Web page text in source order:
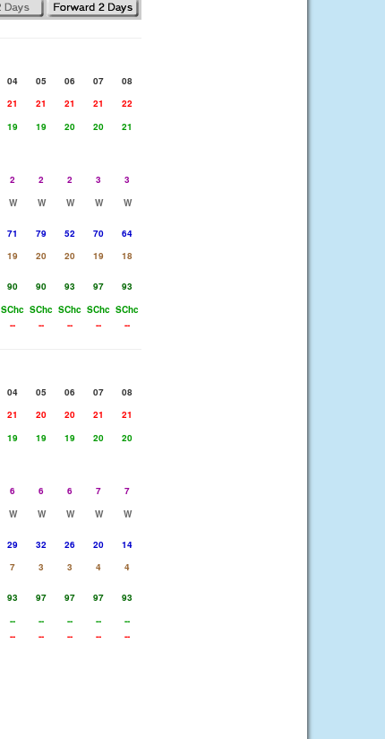
04 05 06 07
08
21 21 21 21
22
19 19 20 20
21
2 2 2 3
3
W W W W
W
71 79 52 70
64
19 20 20 19
18
90 90 93 97
93
SChc SChc SChc SChc SChc
-- -- -- -- --
04 05 06 07
08
21 20 20 21
21
19 19 19 20
20
6 6 6 7
7
W W W W
W
29 32 26 20
14
7 3 3 4
4
93 97 97 97
93
-- -- -- --
--
-- -- -- -- --